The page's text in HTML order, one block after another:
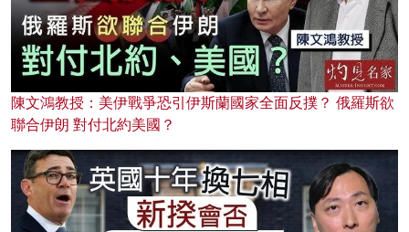
陳文鴻教授：美伊戰爭恐引伊斯蘭國家全面反撲？ 俄羅斯欲
聯合伊朗 對付北約美國？